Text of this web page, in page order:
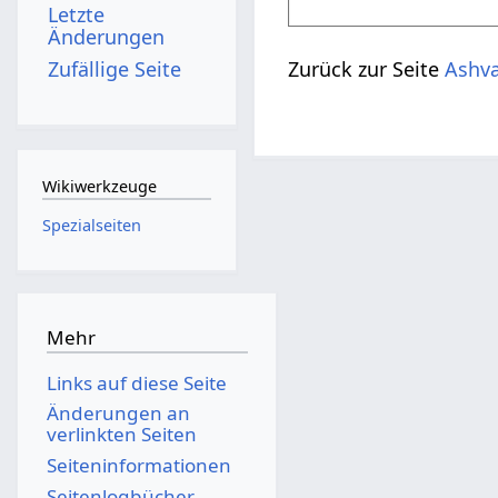
Zurück zur Seite
Letzte
Änderungen
Zufällige Seite
Wikiwerkzeuge
Spezialseiten
Mehr
Links auf diese Seite
Änderungen an
verlinkten Seiten
Seiten­­informationen